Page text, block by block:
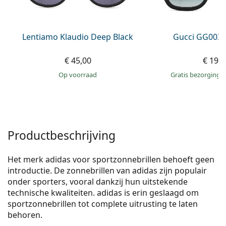
Persol
Lentiamo Klaudio Deep Black
€ 45,00
op voorraad
Gucci
€
Gratis bezorging
Productbeschrijving
Het merk adidas voor sportzonnebrillen behoeft geen
introductie. De zonnebrillen van adidas zijn populair
onder sporters, vooral dankzij hun uitstekende
technische kwaliteiten. adidas is erin geslaagd om
sportzonnebrillen tot complete uitrusting te laten
behoren.